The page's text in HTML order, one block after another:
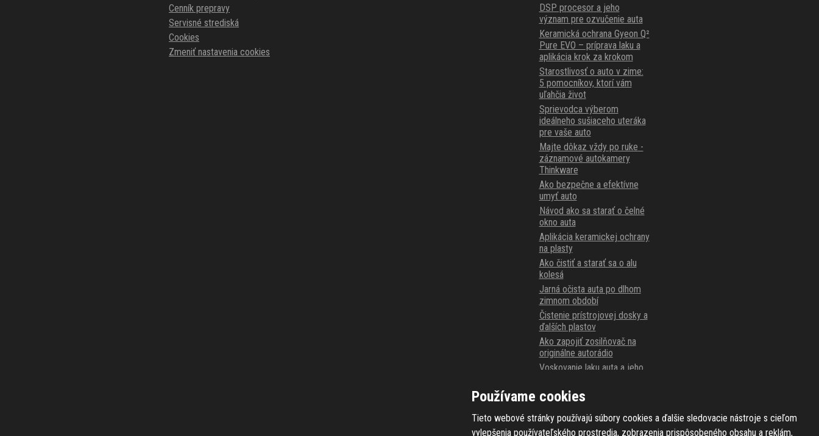
Cenník prepravy
Servisné strediská
Cookies
Zmeniť nastavenia cookies
DSP procesor a jeho
význam pre ozvučenie auta
Keramická ochrana Gyeon Q²
Pure EVO – príprava laku a
aplikácia krok za krokom
Starostlivosť o auto v zime:
5 pomocníkov, ktorí vám
uľahčia život
Sprievodca výberom
ideálneho sušiaceho uteráka
pre vaše auto
Majte dôkaz vždy po ruke -
záznamové autokamery
Thinkware
Ako bezpečne a efektívne
umyť auto
Návod ako sa starať o čelné
okno auta
Aplikácia keramickej ochrany
na plasty
Ako čistiť a starať sa o alu
kolesá
Jarná očista auta po dlhom
zimnom období
Čistenie prístrojovej dosky a
ďalších plastov
Ako zapojiť zosilňovač na
originálne autorádio
Voskovanie laku auta a jeho
Karnaubský alebo syntetický
vosk?
Používame cookies
Tieto webové stránky používajú súbory cookies a ďalšie sledovacie nástroje s cieľom
vylepšenia používateľského prostredia, zobrazenia prispôsobeného obsahu a reklám,